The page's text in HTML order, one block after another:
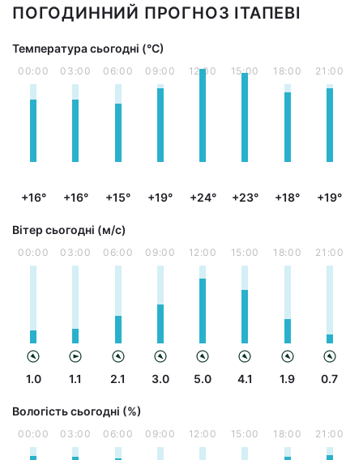
ПОГОДИННИЙ ПРОГНОЗ ІТАПЕВІ
Температура сьогодні (°С)
00:00
+16°
03:00
+16°
06:00
+15°
09:00
+19°
12:00
+24°
15:00
+23°
18:00
+18°
21:00
+19°
Вітер сьогодні (м/с)
00:00
1.0
03:00
1.1
06:00
2.1
09:00
3.0
12:00
5.0
15:00
4.1
18:00
1.9
21:00
0.7
Вологість сьогодні (%)
00:00 03:00 06:00 09:00 12:00 15:00 18:00 21:00